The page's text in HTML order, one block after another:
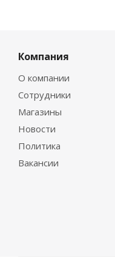
Компания
О компании
Сотрудники
Магазины
Новости
Политика
Вакансии